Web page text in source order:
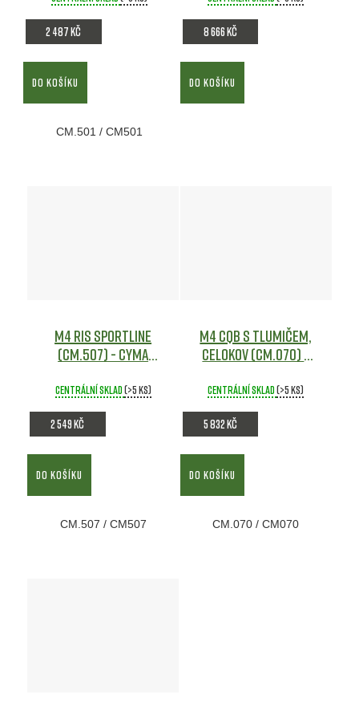
2 487 Kč
DO KOŠÍKU
CM.501 / CM501
8 666 Kč
DO KOŠÍKU
M4 RIS Sportline
(CM.507) - CYMA
Centrální sklad(>5 ks)
2 549 Kč
DO KOŠÍKU
CM.507 / CM507
M4 CQB s tlumičem,
celokov (CM.070) -
Centrální sklad(>5 ks)
5 832 Kč
DO KOŠÍKU
CM.070 / CM070